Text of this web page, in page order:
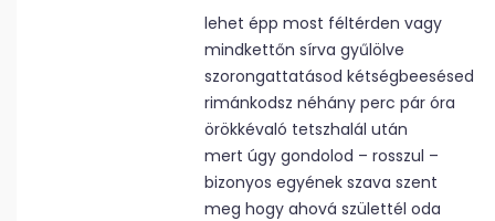
lehet épp most féltérden vagy
mindkettőn sírva gyűlölve
szorongattatásod kétségbeesésed
rimánkodsz néhány perc pár óra
örökkévaló tetszhalál után
mert úgy gondolod – rosszul –
bizonyos egyének szava szent
meg hogy ahová születtél oda